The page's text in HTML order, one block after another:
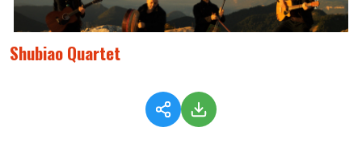
Shubiao Quartet